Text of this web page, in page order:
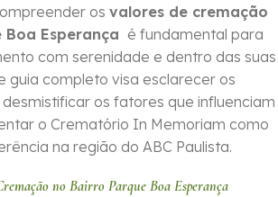
os valores de cremação
Esperança é fundamental para
com serenidade e dentro das suas
guia completo visa esclarecer os
os fatores que influenciam
o Crematório In Memoriam como
na região do ABC Paulista.
no Bairro Parque Boa Esperança